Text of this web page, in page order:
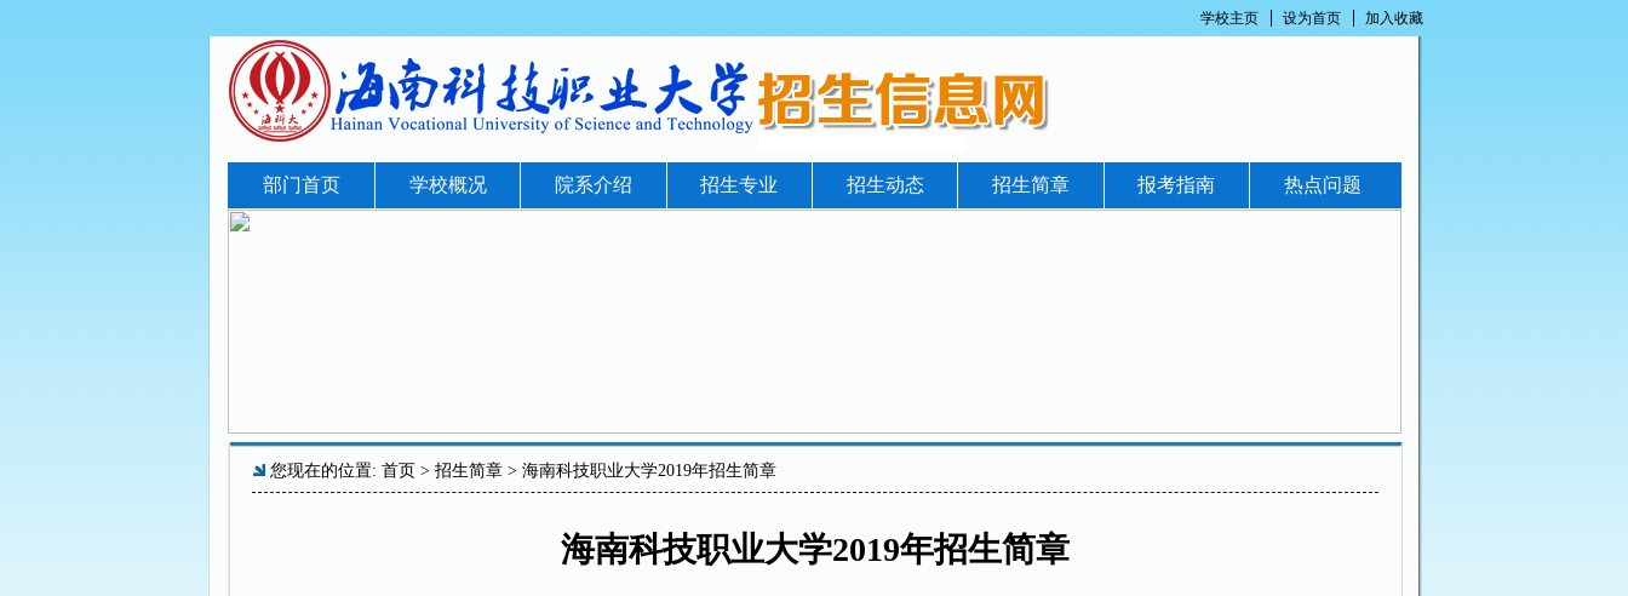
学校主页 设为首页 加入收藏
部门首页 学校概况 院系介绍 招生专业 招生动态 招生简章 报考指南 热点问题
您现在的位置: 首页 > 招生简章> 海南科技职业大学2019年招生简章
海南科技职业大学2019年招生简章